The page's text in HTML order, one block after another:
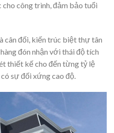
công trình, đảm bảo tuổi
cân đối, kiến trúc biệt thự tân
đón nhận với thái độ tích
thiết kế cho đến từng tỷ lệ
sự đối xứng cao độ.